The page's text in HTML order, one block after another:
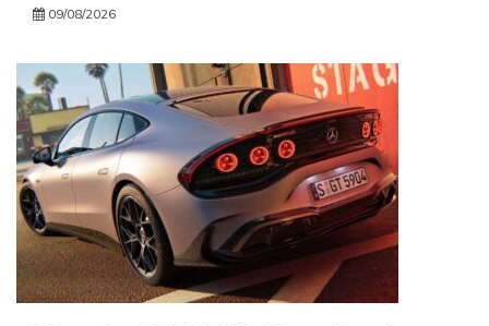
09/08/2026